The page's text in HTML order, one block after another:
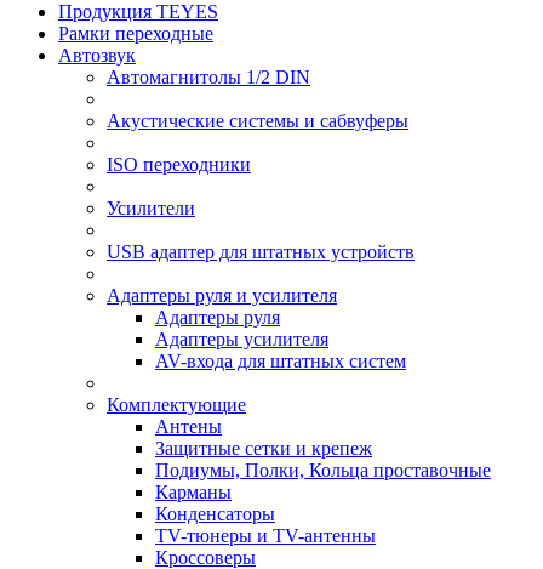
Продукция TEYES
Рамки переходные
Автозвук
Автомагнитолы 1/2 DIN
Акустические системы и сабвуферы
ISO переходники
Усилители
USB адаптер для штатных устройств
Адаптеры руля и усилителя
Адаптеры руля
Адаптеры усилителя
AV-входа для штатных систем
Комплектующие
Антены
Защитные сетки и крепеж
Подиумы, Полки, Кольца проставочные
Карманы
Конденсаторы
TV-тюнеры и TV-антенны
Кроссоверы